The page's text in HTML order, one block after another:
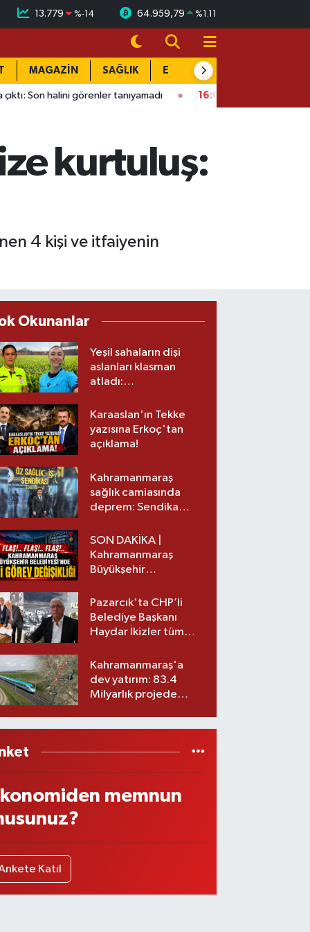
13.779 %-14 64.959,79 %1.11
MAGAZİN SAĞLIK EĞİTİM
görenler tanıyamadı 16:01 Kahramanmaraş’ta bina çöktü:
kurtuluş:
4 kişi ve itfaiyenin
Okunanlar
Yeşil sahaların dişi
aslanları klasman
atladı:
üst lige iki transfer!
Karaaslan'ın Tekke
yazısına Erkoç'tan
açıklama!
Kahramanmaraş
sağlık camiasında
deprem: Sendika
SON DAKİKA |
Kahramanmaraş
Büyükşehir
görev değişikliği!
Pazarcık'ta CHP’li
Belediye Başkanı
Haydar İkizler tüm
yeni partisi
Kahramanmaraş'a
dev yatırım: 83.4
Milyarlık projede
memnun
Katıl